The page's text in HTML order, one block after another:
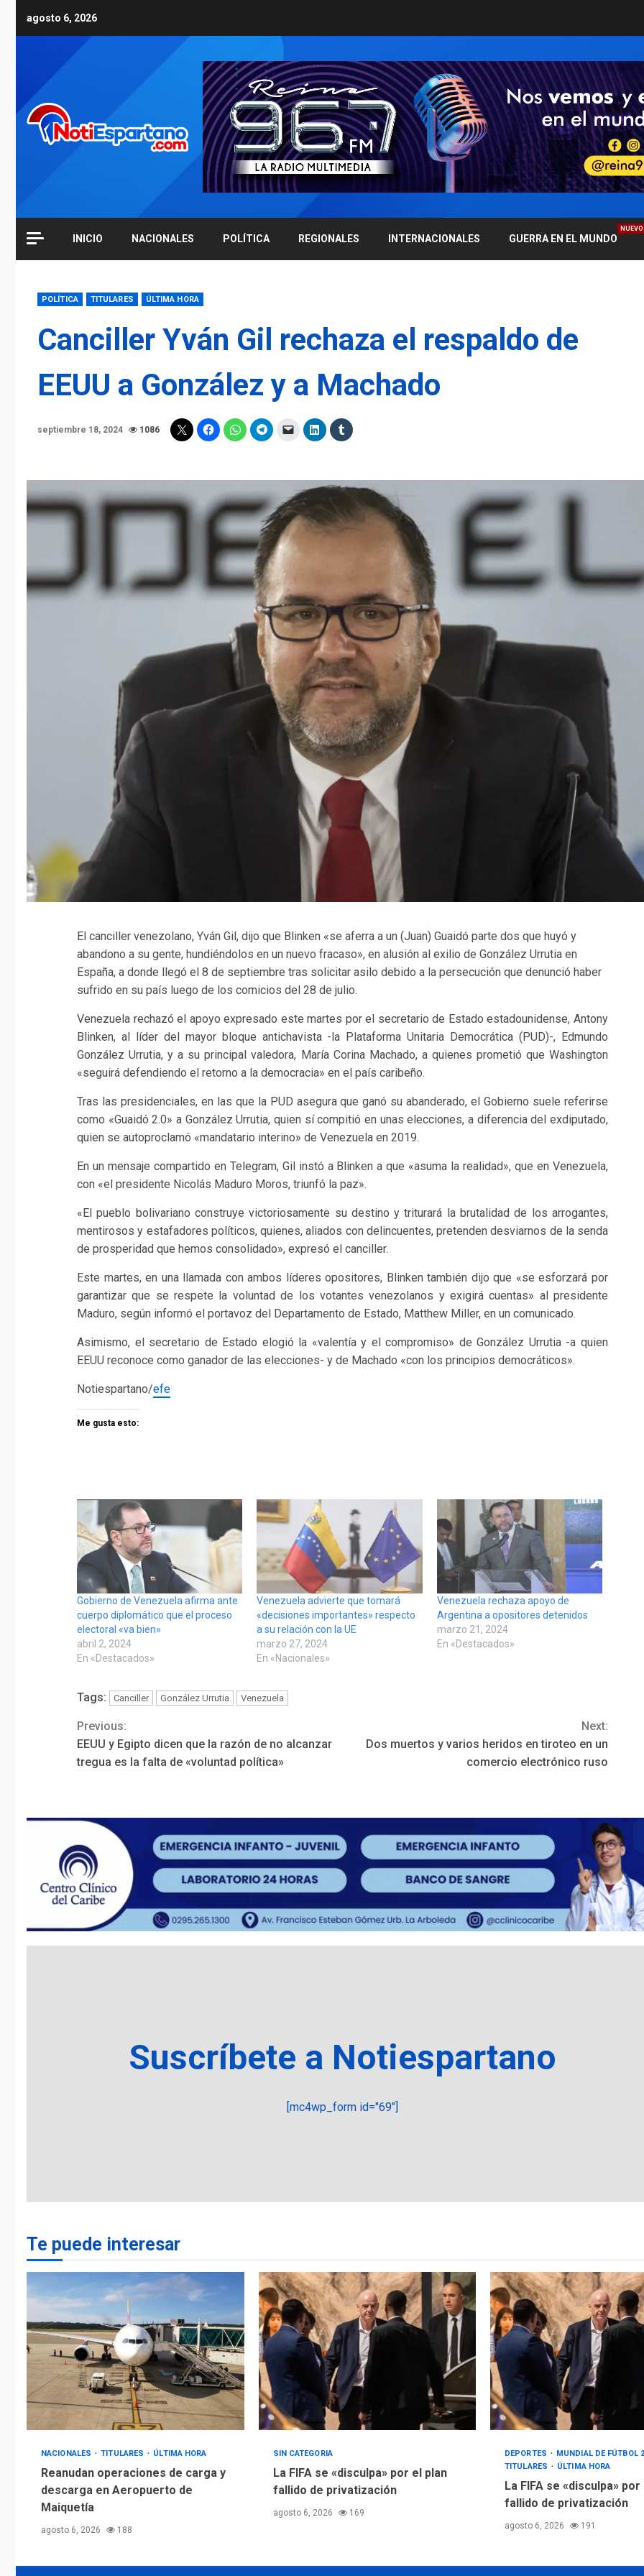
agosto 6, 2026
INICIO NACIONALES POLÍTICA REGIONALES INTERNACIONALES GUERRA EN EL MUNDO
NUEVO
POLÍTICA TITULARES ÚLTIMA HORA
Canciller Yván Gil rechaza el respaldo de
EEUU a González y a Machado
septiembre 18, 2024 1086
El canciller venezolano, Yván Gil, dijo que Blinken «se aferra a un (Juan) Guaidó parte dos que huyó y
abandono a su gente, hundiéndolos en un nuevo fracaso», en alusión al exilio de González Urrutia en
España, a donde llegó el 8 de septiembre tras solicitar asilo debido a la persecución que denunció haber
sufrido en su país luego de los comicios del 28 de julio.
Venezuela rechazó el apoyo expresado este martes por el secretario de Estado estadounidense, Antony
Blinken, al líder del mayor bloque antichavista -la Plataforma Unitaria Democrática (PUD)-, Edmundo
González Urrutia, y a su principal valedora, María Corina Machado, a quienes prometió que Washington
«seguirá defendiendo el retorno a la democracia» en el país caribeño.
Tras las presidenciales, en las que la PUD asegura que ganó su abanderado, el Gobierno suele referirse
como «Guaidó 2.0» a González Urrutia, quien sí compitió en unas elecciones, a diferencia del exdiputado,
quien se autoproclamó «mandatario interino» de Venezuela en 2019.
En un mensaje compartido en Telegram, Gil instó a Blinken a que «asuma la realidad», que en Venezuela,
con «el presidente Nicolás Maduro Moros, triunfó la paz».
«El pueblo bolivariano construye victoriosamente su destino y triturará la brutalidad de los arrogantes,
mentirosos y estafadores políticos, quienes, aliados con delincuentes, pretenden desviarnos de la senda
de prosperidad que hemos consolidado», expresó el canciller.
Este martes, en una llamada con ambos líderes opositores, Blinken también dijo que «se esforzará por
garantizar que se respete la voluntad de los votantes venezolanos y exigirá cuentas» al presidente
Maduro, según informó el portavoz del Departamento de Estado, Matthew Miller, en un comunicado.
Asimismo, el secretario de Estado elogió la «valentía y el compromiso» de González Urrutia -a quien
EEUU reconoce como ganador de las elecciones- y de Machado «con los principios democráticos».
Notiespartano/efe
Me gusta esto:
Gobierno de Venezuela afirma ante
cuerpo diplomático que el proceso
electoral «va bien»
abril 2, 2024
En «Destacados»
Venezuela advierte que tomará
«decisiones importantes» respecto
a su relación con la UE
marzo 27, 2024
En «Nacionales»
Venezuela rechaza apoyo de
Argentina a opositores detenidos
marzo 21, 2024
En «Destacados»
Tags: Canciller González Urrutia Venezuela
Continue
Reading
Previous:
EEUU y Egipto dicen que la razón de no alcanzar
tregua es la falta de «voluntad política»
Next:
Dos muertos y varios heridos en tiroteo en un
comercio electrónico ruso
Suscríbete a Notiespartano
[mc4wp_form id="69"]
Te puede interesar
NACIONALES TITULARES ÚLTIMA HORA
Reanudan operaciones de carga y
descarga en Aeropuerto de
Maiquetía
agosto 6, 2026 188
SIN CATEGORIA
La FIFA se «disculpa» por el plan
fallido de privatización
agosto 6, 2026 169
DEPORTES
MUNDIAL DE FÚTBOL
TITULARES
ÚLTIMA HORA
La FIFA se «disculpa» por
fallido de privatización
agosto 6, 2026 191